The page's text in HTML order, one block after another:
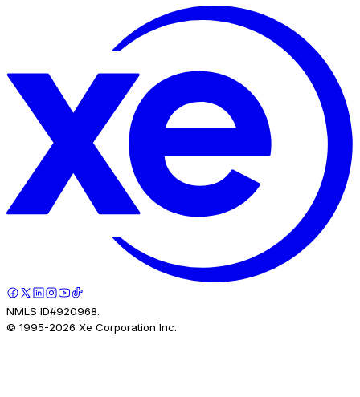
NMLS ID#920968.
© 1995-2026 Xe Corporation Inc.